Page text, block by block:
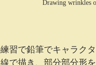
Drawing wrinkles
習で鉛筆でキャラク
で描き、部分部分形